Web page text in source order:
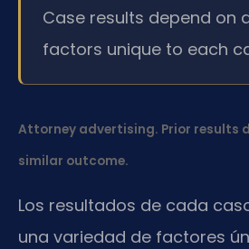
Case results depend on
factors unique to each
Attorney advertising. Prior results
similar outcome.
Los resultados de cada
una variedad de factores